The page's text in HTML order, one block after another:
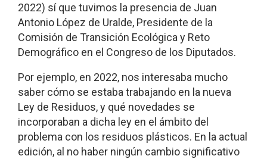
2022) sí que tuvimos la presencia de Juan
Antonio López de Uralde, Presidente de la
Comisión de Transición Ecológica y Reto
Demográfico en el Congreso de los Diputados.
Por ejemplo, en 2022, nos interesaba mucho
saber cómo se estaba trabajando en la nueva
Ley de Residuos, y qué novedades se
incorporaban a dicha ley en el ámbito del
problema con los residuos plásticos. En la actual
edición, al no haber ningún cambio significativo